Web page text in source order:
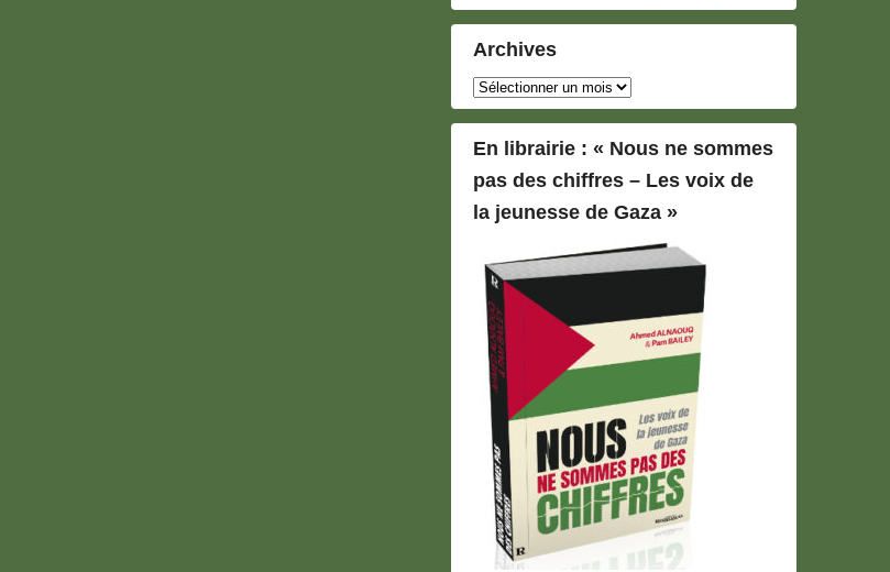
Archives
Archives
En librairie : « Nous ne sommes
pas des chiffres – Les voix de
la jeunesse de Gaza »